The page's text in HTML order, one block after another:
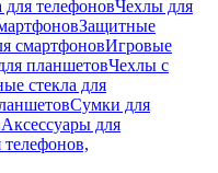
телефоновЧехлы для
Защитные
смартфоновИгровые
планшетовЧехлы с
стекла для
Сумки для
Аксессуары для